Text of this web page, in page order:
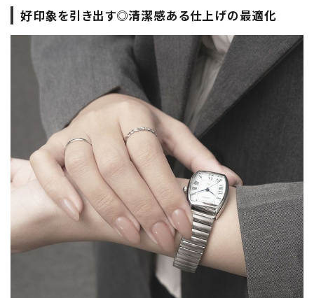
好印象を引き出す◎清潔感ある仕上げの最適化